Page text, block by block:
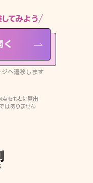
てみよう
へ遷移します
をもとに算出
はありません